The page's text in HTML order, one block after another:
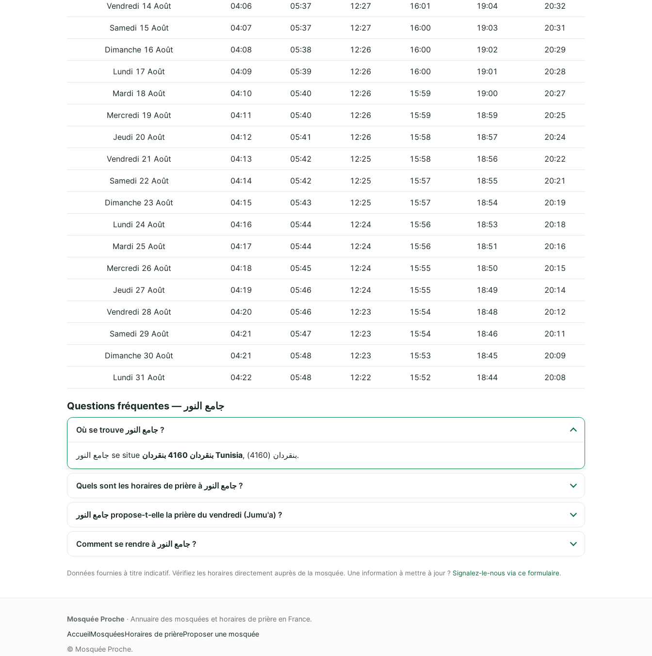
Vendredi 14 Août 04:06 05:37 12:27 16:01 19:04 20:32
Samedi 15 Août 04:07 05:37 12:27 16:00 19:03 20:31
Dimanche 16 Août 04:08 05:38 12:26 16:00 19:02 20:29
Lundi 17 Août 04:09 05:39 12:26 16:00 19:01 20:28
Mardi 18 Août 04:10 05:40 12:26 15:59 19:00 20:27
Mercredi 19 Août 04:11 05:40 12:26 15:59 18:59 20:25
Jeudi 20 Août 04:12 05:41 12:26 15:58 18:57 20:24
Vendredi 21 Août 04:13 05:42 12:25 15:58 18:56 20:22
Samedi 22 Août 04:14 05:42 12:25 15:57 18:55 20:21
Dimanche 23 Août 04:15 05:43 12:25 15:57 18:54 20:19
Lundi 24 Août 04:16 05:44 12:24 15:56 18:53 20:18
Mardi 25 Août 04:17 05:44 12:24 15:56 18:51 20:16
Mercredi 26 Août 04:18 05:45 12:24 15:55 18:50 20:15
Jeudi 27 Août 04:19 05:46 12:24 15:55 18:49 20:14
Vendredi 28 Août 04:20 05:46 12:23 15:54 18:48 20:12
Samedi 29 Août 04:21 05:47 12:23 15:54 18:46 20:11
Dimanche 30 Août 04:21 05:48 12:23 15:53 18:45 20:09
Lundi 31 Août 04:22 05:48 12:22 15:52 18:44 20:08
Questions fréquentes — جامع النور
Où se trouve جامع النور ?
جامع النور se situe بنقردان 4160 بنقردان Tunisia , بنقردان (4160).
Quels sont les horaires de prière à جامع النور ?
جامع النور propose-t-elle la prière du vendredi (Jumu'a) ?
Comment se rendre à جامع النور ?
Données fournies à titre indicatif. Vérifiez les horaires directement auprès de la mosquée. Une information à mettre à jour ? Signalez-le-nous via ce formulaire.
Mosquée Proche · Annuaire des mosquées et horaires de prière en France.
AccueilMosquéesHoraires de prièreProposer une mosquée
© Mosquée Proche.